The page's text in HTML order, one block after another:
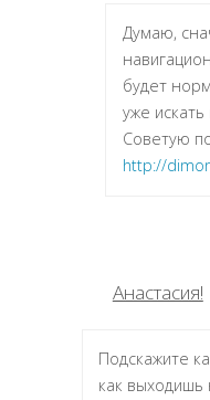
Думаю,
будет
уже
Советую
http://
Анастасия!
Подскажите
как выходишь